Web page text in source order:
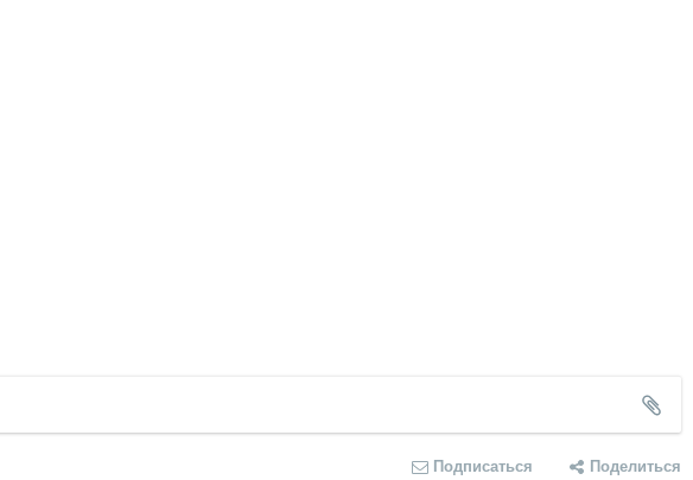
Подписаться Поделиться